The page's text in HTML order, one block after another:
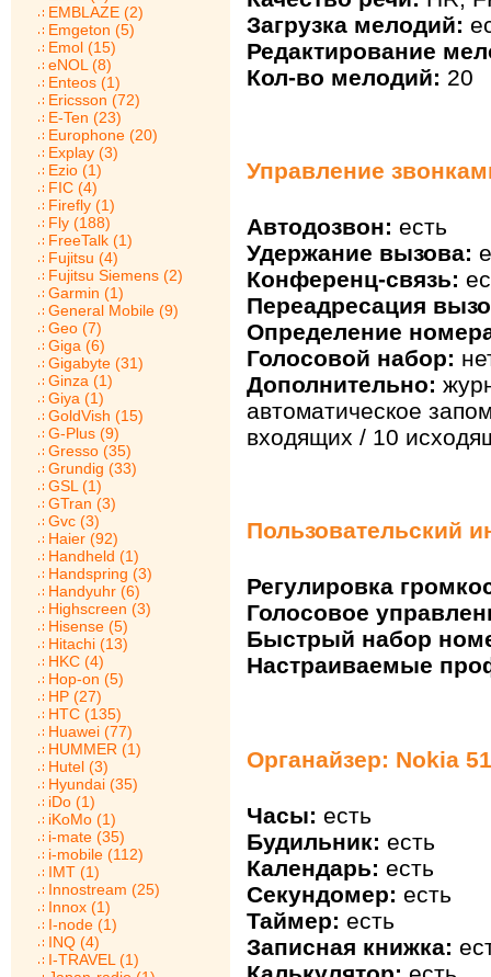
EMBLAZE (2)
Emgeton (5)
Emol (15)
eNOL (8)
Enteos (1)
Ericsson (72)
E-Ten (23)
Europhone (20)
Explay (3)
Ezio (1)
FIC (4)
Firefly (1)
Fly (188)
FreeTalk (1)
Fujitsu (4)
Fujitsu Siemens (2)
Garmin (1)
General Mobile (9)
Geo (7)
Giga (6)
Gigabyte (31)
Ginza (1)
Giya (1)
GoldVish (15)
G-Plus (9)
Gresso (35)
Grundig (33)
GSL (1)
GTran (3)
Gvc (3)
Haier (92)
Handheld (1)
Handspring (3)
Handyuhr (6)
Highscreen (3)
Hisense (5)
Hitachi (13)
HKC (4)
Hop-on (5)
HP (27)
HTC (135)
Huawei (77)
HUMMER (1)
Hutel (3)
Hyundai (35)
iDo (1)
iKoMo (1)
i-mate (35)
i-mobile (112)
IMT (1)
Innostream (25)
Innox (1)
I-node (1)
INQ (4)
I-TRAVEL (1)
Загрузка мелодий:
Редактирование
Кол-во мелодий: 20
Управление
Автодозвон: есть
Удержание вызова:
Конференц-связь:
Переадресация
Определение
Голосовой набор:
Дополнительно:
автоматическое
входящих / 10
Пользовательский
Регулировка
Голосовое
Быстрый набор
Настраиваемые
Органайзер: Nokia
Часы: есть
Будильник: есть
Календарь: есть
Секундомер: есть
Таймер: есть
Записная книжка: